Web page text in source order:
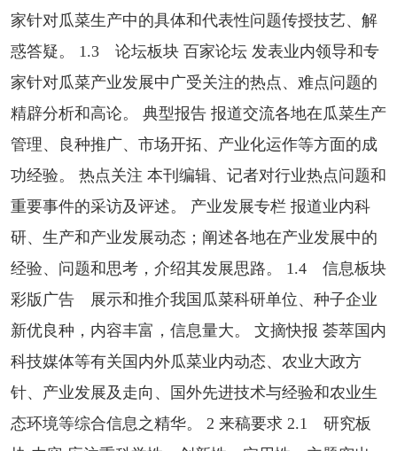
家针对瓜菜生产中的具体和代表性问题传授技艺、解
惑答疑。 1.3 论坛板块 百家论坛 发表业内领导和专
家针对瓜菜产业发展中广受关注的热点、难点问题的
精辟分析和高论。 典型报告 报道交流各地在瓜菜生产
管理、良种推广、市场开拓、产业化运作等方面的成
功经验。 热点关注 本刊编辑、记者对行业热点问题和
重要事件的采访及评述。 产业发展专栏 报道业内科
研、生产和产业发展动态；阐述各地在产业发展中的
经验、问题和思考，介绍其发展思路。 1.4 信息板块
彩版广告 展示和推介我国瓜菜科研单位、种子企业
新优良种，内容丰富，信息量大。 文摘快报 荟萃国内
科技媒体等有关国内外瓜菜业内动态、农业大政方
针、产业发展及走向、国外先进技术与经验和农业生
态环境等综合信息之精华。 2 来稿要求 2.1 研究板